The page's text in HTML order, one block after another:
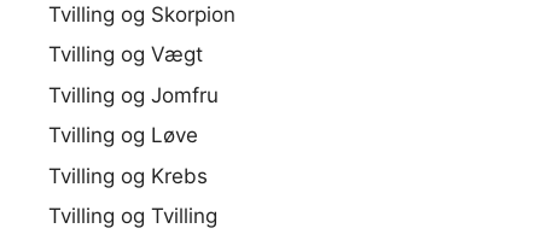
Tvilling og Skorpion
Tvilling og Vægt
Tvilling og Jomfru
Tvilling og Løve
Tvilling og Krebs
Tvilling og Tvilling